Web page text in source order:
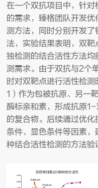
在一个双抗项目中，针
的需求，臻格团队开发
测方法，同时分别开发
法，实验结果表明，双
独检测的结合活性方法
测需求。由于双抗与2个
时对双靶点进行活性检
1）作为包被抗原、另一
酶标亲和素，形成抗原
的复合物。后续通过优
条件、显色条件等因素
种结合活性检测的方法验